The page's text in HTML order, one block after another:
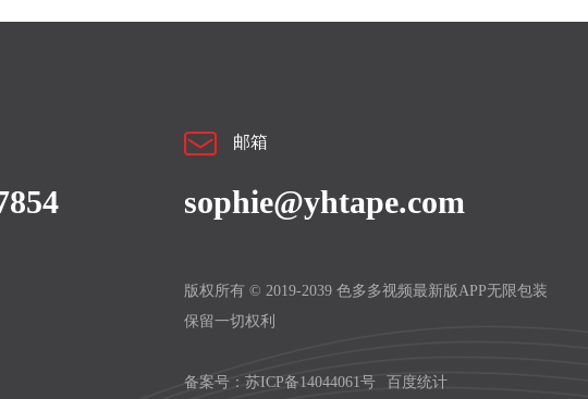
邮箱
sophie@yhtape.com
版权所有 © 2019-2039 色多多视频最新版APP无限包装
保留一切权利
备案号： 苏ICP备14044061号 百度统计